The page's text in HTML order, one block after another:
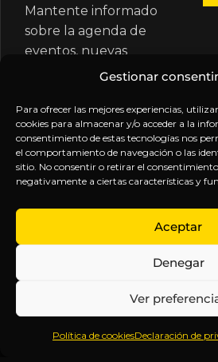
Gestionar
Para ofrecer las mejores experiencias,
cookies para almacenar y/o acceder a la
consentimiento de estas tecnologías nos
el comportamiento de navegación o las
sitio. No consentir o retirar el
negativamente a ciertas características y
Aceptar
Denegar
Ver
Política de cookiesDeclaración de
Mantente informado
sobre la agenda de
eventos, nuevas
publicaciones y
suscripción.
Inteligencia
Anticipándonos
EXPLORA
Inicio
Sobre
Contenido
Webinars
de